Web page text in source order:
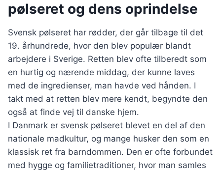
pølseret og dens oprindelse
Svensk pølseret har rødder, der går tilbage til det
19. århundrede, hvor den blev populær blandt
arbejdere i Sverige. Retten blev ofte tilberedt som
en hurtig og nærende middag, der kunne laves
med de ingredienser, man havde ved hånden. I
takt med at retten blev mere kendt, begyndte den
også at finde vej til danske hjem.
I Danmark er svensk pølseret blevet en del af den
nationale madkultur, og mange husker den som en
klassisk ret fra barndommen. Den er ofte forbundet
med hygge og familietraditioner, hvor man samles